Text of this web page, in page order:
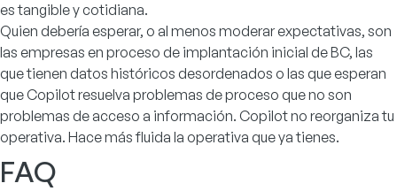
es tangible y cotidiana.
Quien debería esperar, o al menos moderar expectativas, son
las empresas en proceso de implantación inicial de BC, las
que tienen datos históricos desordenados o las que esperan
que Copilot resuelva problemas de proceso que no son
problemas de acceso a información. Copilot no reorganiza tu
operativa. Hace más fluida la operativa que ya tienes.
FAQ